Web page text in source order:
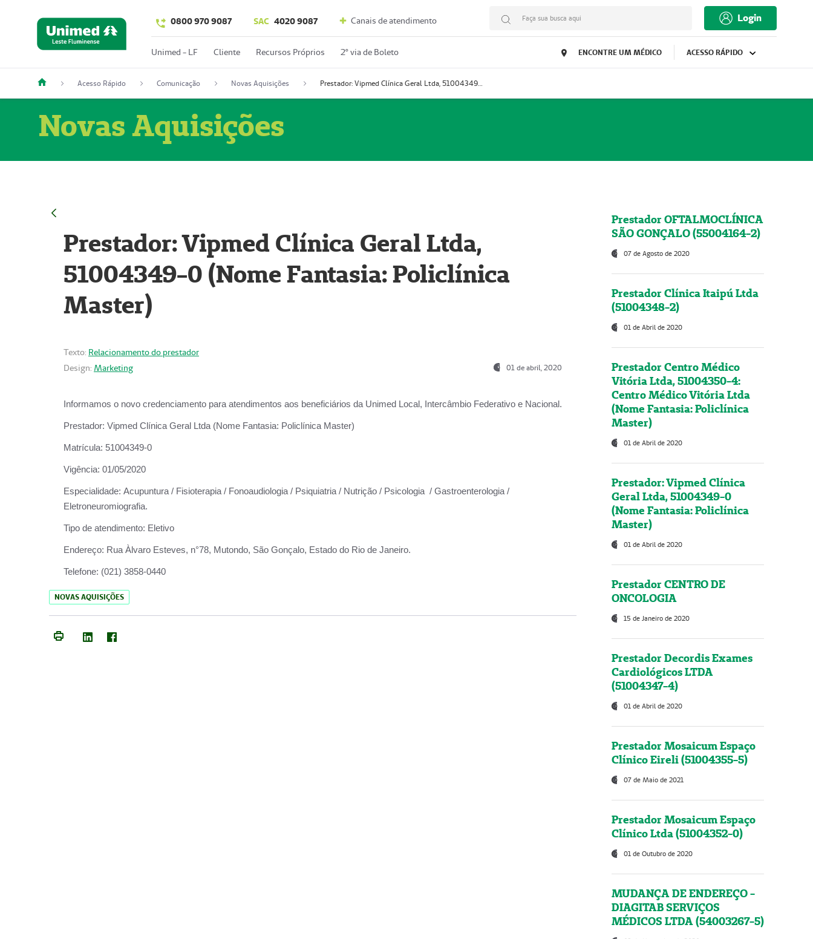
0800 970 9087 SAC 4020 9087 Canais de atendimento Faça sua busca aqui Login
Unimed - LF Cliente Recursos Próprios 2º via de Boleto ENCONTRE UM MÉDICO ACESSO RÁPIDO
Acesso Rápido Comunicação Novas Aquisições Prestador: Vipmed Clínica Geral Ltda, 51004349-0 (Nome Fantasia: Policlínica Master)
Novas Aquisições
Prestador: Vipmed Clínica Geral Ltda,
51004349-0 (Nome Fantasia: Policlínica
Master)
Texto: Relacionamento do prestador
Design: Marketing 01 de abril, 2020
Informamos o novo credenciamento para atendimentos aos beneficiários da Unimed Local, Intercâmbio Federativo e Nacional.
Prestador: Vipmed Clínica Geral Ltda (Nome Fantasia: Policlínica Master)
Matrícula: 51004349-0
Vigência: 01/05/2020
Especialidade: Acupuntura / Fisioterapia / Fonoaudiologia / Psiquiatria / Nutrição / Psicologia / Gastroenterologia /
Eletroneuromiografia.
Tipo de atendimento: Eletivo
Endereço: Rua Àlvaro Esteves, n°78, Mutondo, São Gonçalo, Estado do Rio de Janeiro.
Telefone: (021) 3858-0440
NOVAS AQUISIÇÕES
Prestador OFTALMOCLÍNICA
SÃO GONÇALO (55004164-2)
07 de Agosto de 2020
Prestador Clínica Itaipú Ltda
(51004348-2)
01 de Abril de 2020
Prestador Centro Médico
Vitória Ltda, 51004350-4:
Centro Médico Vitória Ltda
(Nome Fantasia: Policlínica
Master)
01 de Abril de 2020
Prestador: Vipmed Clínica
Geral Ltda, 51004349-0
(Nome Fantasia: Policlínica
Master)
01 de Abril de 2020
Prestador CENTRO DE
ONCOLOGIA
15 de Janeiro de 2020
Prestador Decordis Exames
Cardiológicos LTDA
(51004347-4)
01 de Abril de 2020
Prestador Mosaicum Espaço
Clínico Eireli (51004355-5)
07 de Maio de 2021
Prestador Mosaicum Espaço
Clínico Ltda (51004352-0)
01 de Outubro de 2020
MUDANÇA DE ENDEREÇO -
DIAGITAB SERVIÇOS
MÉDICOS LTDA (54003267-5)